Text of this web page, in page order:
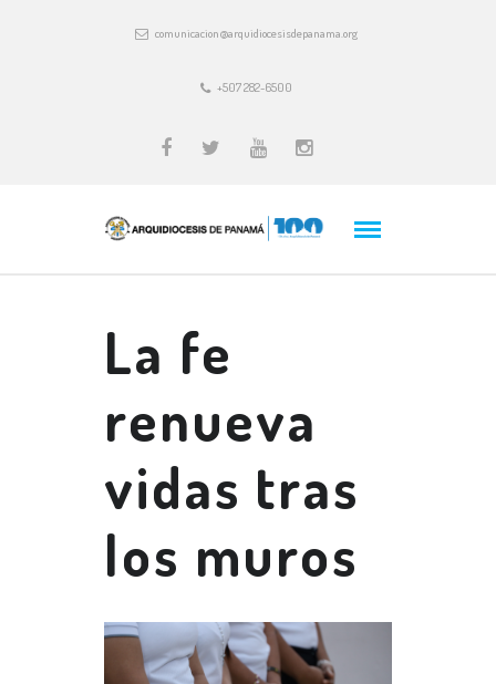
comunicacion@arquidiocesisdepanama.org
+507 282-6500
La fe
renueva
vidas tras
los muros